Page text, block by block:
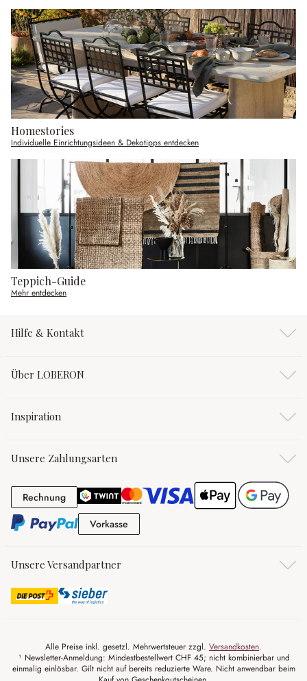
Homestories
Individuelle Einrichtungsideen & Dekotipps entdecken
Teppich-Guide
Mehr entdecken
Hilfe & Kontakt
Über LOBERON
Inspiration
Unsere Zahlungsarten
RechnungRechnung
Vorkasse
Unsere Versandpartner
Alle Preise inkl. gesetzl. Mehrwertsteuer zzgl. Versandkosten.
¹ Newsletter-Anmeldung: Mindestbestellwert CHF 45; nicht kombinierbar und
einmalig einlösbar. Gilt nicht auf bereits reduzierte Ware. Nicht anwendbar beim